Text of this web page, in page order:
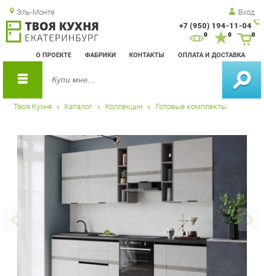
Эль-Монте Вход
+7 (950) 194-11-04
О ПРОЕКТЕ ФАБРИКИ КОНТАКТЫ ОПЛАТА И ДОСТАВКА
0 0
Твоя Кухня Каталог Коллекции Готовые комплекты